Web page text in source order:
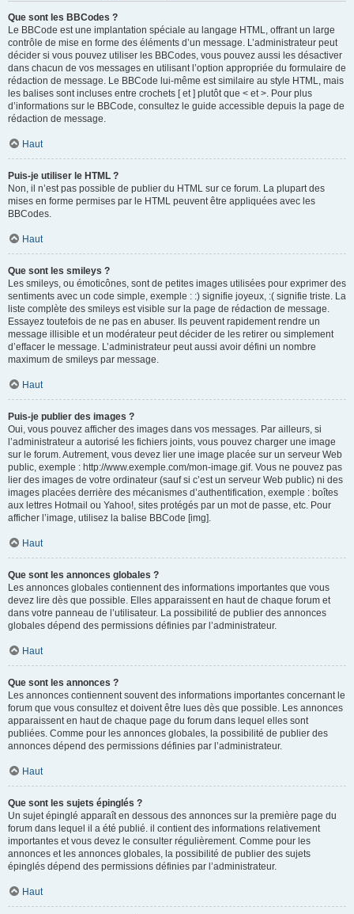
Que sont les BBCodes ?
Le BBCode est une implantation spéciale au langage HTML, offrant un large
contrôle de mise en forme des éléments d’un message. L’administrateur peut
décider si vous pouvez utiliser les BBCodes, vous pouvez aussi les désactiver
dans chacun de vos messages en utilisant l’option appropriée du formulaire de
rédaction de message. Le BBCode lui-même est similaire au style HTML, mais
les balises sont incluses entre crochets [ et ] plutôt que < et >. Pour plus
d’informations sur le BBCode, consultez le guide accessible depuis la page de
rédaction de message.
Haut
Puis-je utiliser le HTML ?
Non, il n’est pas possible de publier du HTML sur ce forum. La plupart des
mises en forme permises par le HTML peuvent être appliquées avec les
BBCodes.
Haut
Que sont les smileys ?
Les smileys, ou émoticônes, sont de petites images utilisées pour exprimer des
sentiments avec un code simple, exemple : :) signifie joyeux, :( signifie triste. La
liste complète des smileys est visible sur la page de rédaction de message.
Essayez toutefois de ne pas en abuser. Ils peuvent rapidement rendre un
message illisible et un modérateur peut décider de les retirer ou simplement
d’effacer le message. L’administrateur peut aussi avoir défini un nombre
maximum de smileys par message.
Haut
Puis-je publier des images ?
Oui, vous pouvez afficher des images dans vos messages. Par ailleurs, si
l’administrateur a autorisé les fichiers joints, vous pouvez charger une image
sur le forum. Autrement, vous devez lier une image placée sur un serveur Web
public, exemple : http://www.exemple.com/mon-image.gif. Vous ne pouvez pas
lier des images de votre ordinateur (sauf si c’est un serveur Web public) ni des
images placées derrière des mécanismes d’authentification, exemple : boîtes
aux lettres Hotmail ou Yahoo!, sites protégés par un mot de passe, etc. Pour
afficher l’image, utilisez la balise BBCode [img].
Haut
Que sont les annonces globales ?
Les annonces globales contiennent des informations importantes que vous
devez lire dès que possible. Elles apparaissent en haut de chaque forum et
dans votre panneau de l’utilisateur. La possibilité de publier des annonces
globales dépend des permissions définies par l’administrateur.
Haut
Que sont les annonces ?
Les annonces contiennent souvent des informations importantes concernant le
forum que vous consultez et doivent être lues dès que possible. Les annonces
apparaissent en haut de chaque page du forum dans lequel elles sont
publiées. Comme pour les annonces globales, la possibilité de publier des
annonces dépend des permissions définies par l’administrateur.
Haut
Que sont les sujets épinglés ?
Un sujet épinglé apparaît en dessous des annonces sur la première page du
forum dans lequel il a été publié. il contient des informations relativement
importantes et vous devez le consulter régulièrement. Comme pour les
annonces et les annonces globales, la possibilité de publier des sujets
épinglés dépend des permissions définies par l’administrateur.
Haut